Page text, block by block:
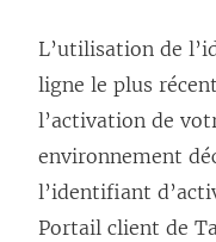
L’utilisation de
ligne le plus
l’activation de
environnement
l’identifiant
Portail client de